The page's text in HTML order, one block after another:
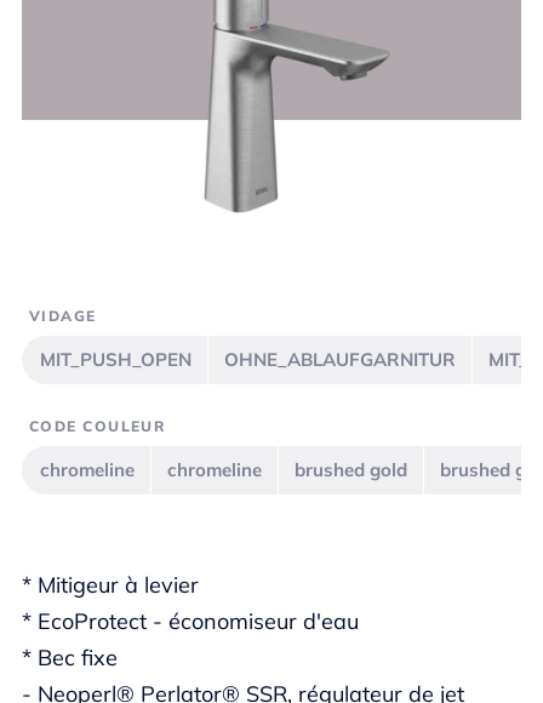
* Mitigeur à levier
* EcoProtect - économiseur d'eau
* Bec fixe
- Neoperl® Perlator® SSR, régulateur de jet
VIDAGE
MIT_PUSH_OPEN OHNE_ABLAUFGARNITUR
CODE COULEUR
chromeline chromeline brushed gold brushed